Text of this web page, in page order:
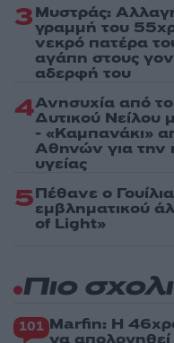
3Μυστράς:
γραμμή του
νεκρό πατέρα
αγάπη στους
αδερφή του
4Ανησυχία από
Δυτικού Νείλου
- «Καμπανάκι»
Αθηνών για την
υγείας
5Πέθανε ο
εμβληματικού
of Light»
Πιο
101 Marfin: Η